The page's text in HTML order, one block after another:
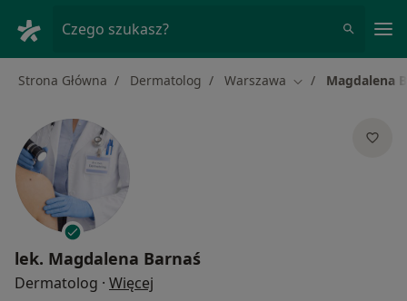
Czego szukasz?
Strona Główna Dermatolog Warszawa Zmień miasto
Magdalena
lek. Magdalena Barnaś
Dermatolog · Więcej